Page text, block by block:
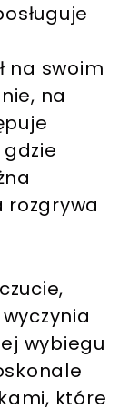
na swoim
na
rozgrywa
wybiegu
które